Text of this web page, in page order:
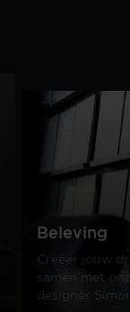
Beleving
Creëer jouw
samen met
designer